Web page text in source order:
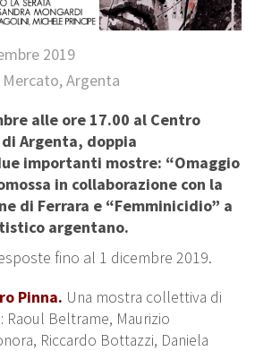
2019
Argenta
alle ore 17.00 al Centro
Argenta, doppia
importanti mostre: “Omaggio
in collaborazione con la
di Ferrara e “Femminicidio” a
argentano.
fino al 1 dicembre 2019.
Pinna. Una mostra collettiva di
Raoul Beltrame, Maurizio
Riccardo Bottazzi, Daniela